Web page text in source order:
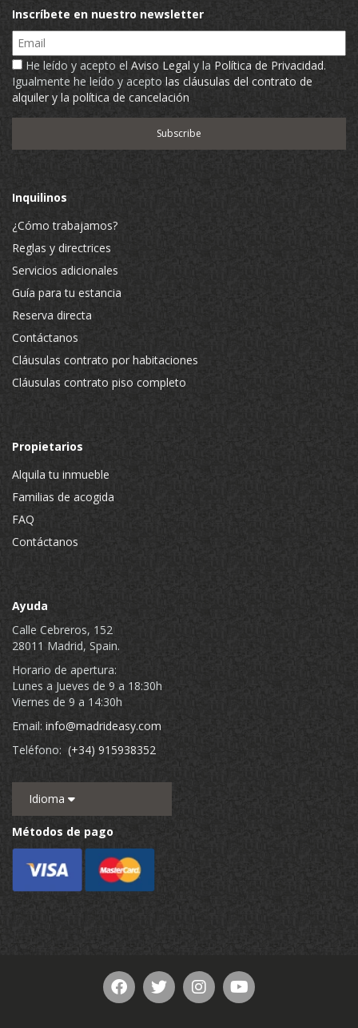
Inscríbete en nuestro newsletter
Email
He leído y acepto el Aviso Legal y la Política de Privacidad.
Igualmente he leído y acepto las cláusulas del contrato de
alquiler y la política de cancelación
Inquilinos
¿Cómo trabajamos?
Reglas y directrices
Servicios adicionales
Guía para tu estancia
Reserva directa
Contáctanos
Cláusulas contrato por habitaciones
Cláusulas contrato piso completo
Propietarios
Alquila tu inmueble
Familias de acogida
FAQ
Contáctanos
Ayuda
Calle Cebreros, 152
28011 Madrid, Spain.
Horario de apertura:
Lunes a Jueves de 9 a 18:30h
Viernes de 9 a 14:30h
Email: info@madrideasy.com
Teléfono: (+34) 915938352
Idioma
Métodos de pago